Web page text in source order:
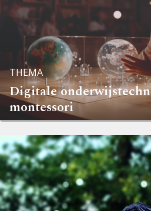
THEMA
Digitale
montessori